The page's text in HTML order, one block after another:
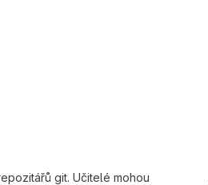
git. Učitelé mohou